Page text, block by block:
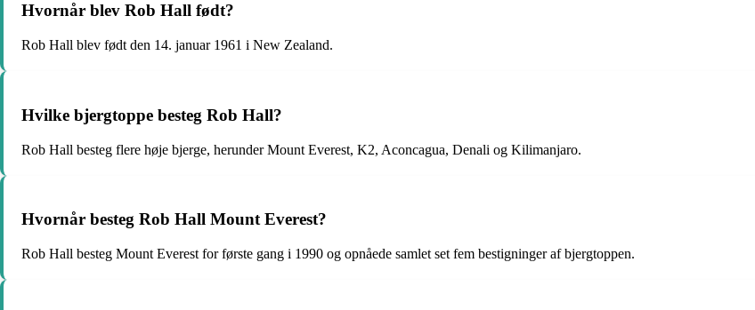
Hvornår blev Rob Hall født?
Rob Hall blev født den 14. januar 1961 i New Zealand.
Hvilke bjergtoppe besteg Rob Hall?
Rob Hall besteg flere høje bjerge, herunder Mount Everest, K2, Aconcagua, Denali og Kilimanjaro.
Hvornår besteg Rob Hall Mount Everest?
Rob Hall besteg Mount Everest for første gang i 1990 og opnåede samlet set fem bestigninger af bjergtoppen.